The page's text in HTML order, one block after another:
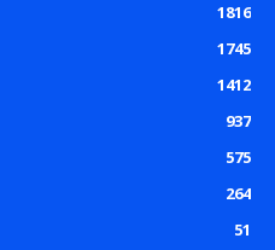
1816
1745
1412
937
575
264
51